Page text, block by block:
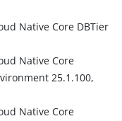
Native Core DBTier
Native Core
25.1.100,
Native Core